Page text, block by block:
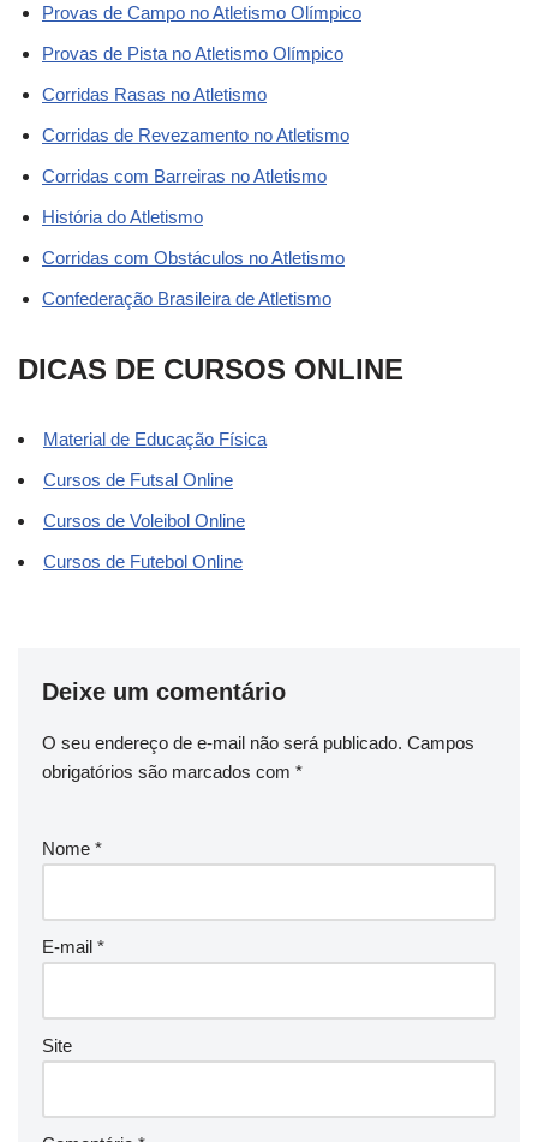
Provas de Campo no Atletismo Olímpico
Provas de Pista no Atletismo Olímpico
Corridas Rasas no Atletismo
Corridas de Revezamento no Atletismo
Corridas com Barreiras no Atletismo
História do Atletismo
Corridas com Obstáculos no Atletismo
Confederação Brasileira de Atletismo
DICAS DE CURSOS ONLINE
Material de Educação Física
Cursos de Futsal Online
Cursos de Voleibol Online
Cursos de Futebol Online
Deixe um comentário
O seu endereço de e-mail não será publicado. Campos
obrigatórios são marcados com *
Nome *
E-mail *
Site